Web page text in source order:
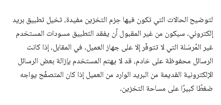
لتوضيح الحالات التي تكون فيها حِزم التخزين مفيدة، تخيل تطبيق بريد
إلكتروني. سيكون من غير المقبول أن يفقد التطبيق مسودات المستخدم
غير المُرسَلة التي لا تتوفّر إلا على جهاز العميل. في المقابل، إذا كانت
الرسائل محفوظة على خادم، قد لا يهتم المستخدم بإزالة بعض الرسائل
الإلكترونية القديمة من البريد الوارد من العميل إذا كان المتصفّح يواجه
ضغطًا كبيرًا على مساحة التخزين.